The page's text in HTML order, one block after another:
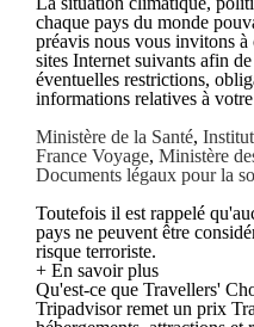
chaque pays du monde
préavis nous vous invitons
sites Internet suivants afin
éventuelles restrictions,
informations relatives à
Ministère de la Santé,
France Voyage, Ministère
Documents légaux pour la
Toutefois il est rappelé
pays ne peuvent être
risque terroriste.
+ En savoir plus
Qu'est-ce que Travellers'
Tripadvisor remet un prix